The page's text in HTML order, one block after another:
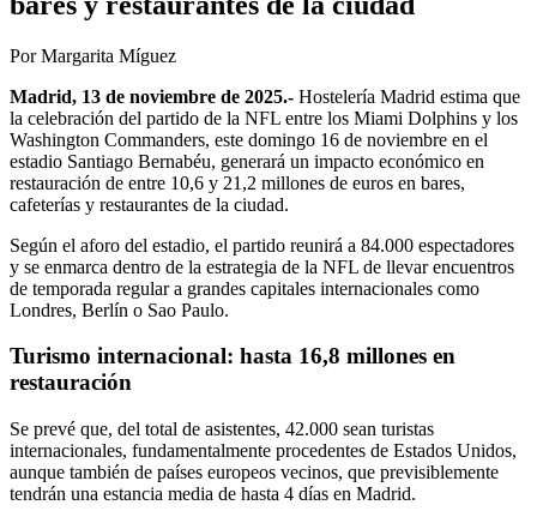
Por Margarita Míguez
Madrid, 13 de noviembre de 2025.- Hostelería Madrid estima que
la celebración del partido de la NFL entre los Miami Dolphins y los
Washington Commanders, este domingo 16 de noviembre en el
estadio Santiago Bernabéu, generará un impacto económico en
restauración de entre 10,6 y 21,2 millones de euros en bares,
cafeterías y restaurantes de la ciudad.
Según el aforo del estadio, el partido reunirá a 84.000 espectadores
y se enmarca dentro de la estrategia de la NFL de llevar encuentros
de temporada regular a grandes capitales internacionales como
Londres, Berlín o Sao Paulo.
Turismo internacional: hasta 16,8 millones en
restauración
Se prevé que, del total de asistentes, 42.000 sean turistas
internacionales, fundamentalmente procedentes de Estados Unidos,
aunque también de países europeos vecinos, que previsiblemente
tendrán una estancia media de hasta 4 días en Madrid.